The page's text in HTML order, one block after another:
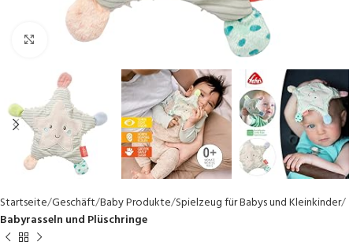
Click to enlarge
Startseite Geschäft Baby Produkte Spielzeug für Babys und Kleinkinder
Babyrasseln und Plüschringe